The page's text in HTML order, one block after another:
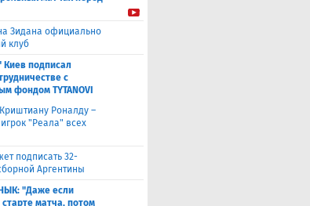
Зидана официально
клуб
подписал
с
фондом TYTANOVI
Роналду –
"Реала" всех
подписать 32-
Аргентины
"Даже если
матча, потом